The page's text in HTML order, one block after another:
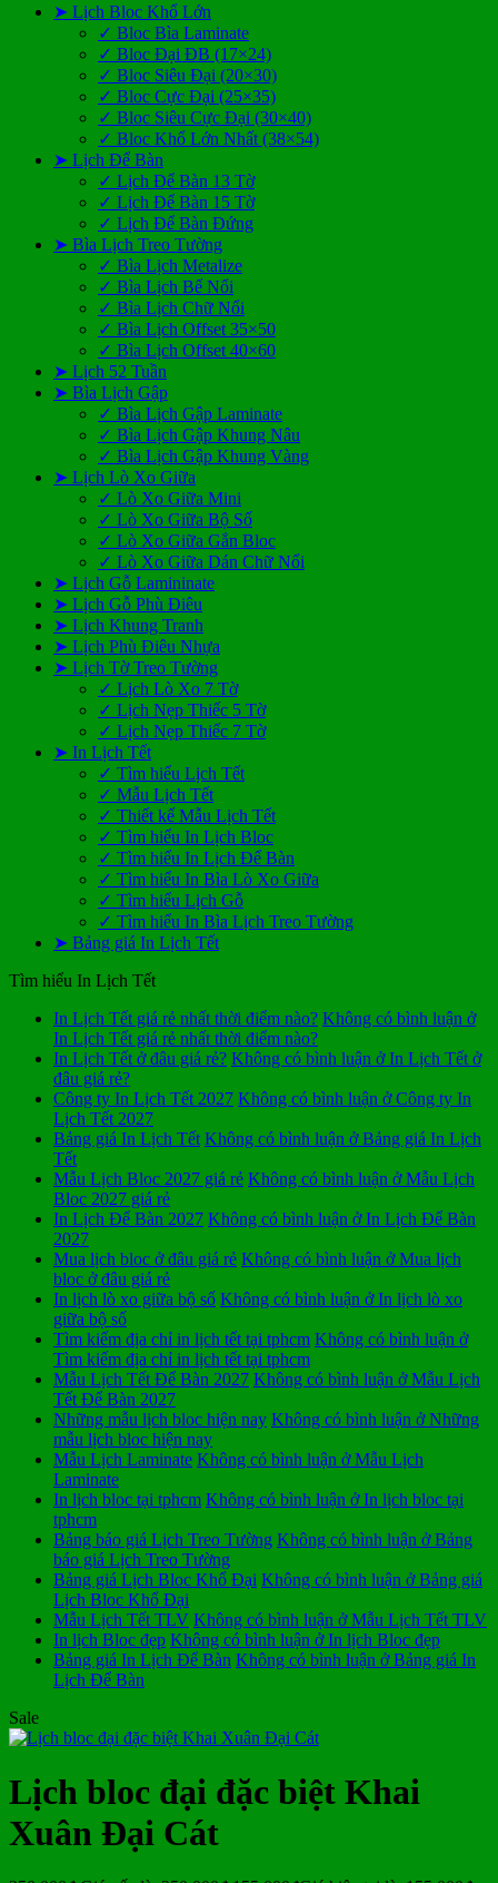
➤ Lịch Bloc Khổ Lớn
✓ Bloc Bìa Laminate
✓ Bloc Đại ĐB (17×24)
✓ Bloc Siêu Đại (20×30)
✓ Bloc Cực Đại (25×35)
✓ Bloc Siêu Cực Đại (30×40)
✓ Bloc Khổ Lớn Nhất (38×54)
➤ Lịch Để Bàn
✓ Lịch Để Bàn 13 Tờ
✓ Lịch Để Bàn 15 Tờ
✓ Lịch Để Bàn Đứng
➤ Bìa Lịch Treo Tường
✓ Bìa Lịch Metalize
✓ Bìa Lịch Bế Nổi
✓ Bìa Lịch Chữ Nổi
✓ Bìa Lịch Offset 35×50
✓ Bìa Lịch Offset 40×60
➤ Lịch 52 Tuần
➤ Bìa Lịch Gập
✓ Bìa Lịch Gập Laminate
✓ Bìa Lịch Gập Khung Nâu
✓ Bìa Lịch Gập Khung Vàng
➤ Lịch Lò Xo Giữa
✓ Lò Xo Giữa Mini
✓ Lò Xo Giữa Bộ Số
✓ Lò Xo Giữa Gắn Bloc
✓ Lò Xo Giữa Dán Chữ Nổi
➤ Lịch Gỗ Lamininate
➤ Lịch Gỗ Phù Điêu
➤ Lịch Khung Tranh
➤ Lịch Phù Điêu Nhựa
➤ Lịch Tờ Treo Tường
✓ Lịch Lò Xo 7 Tờ
✓ Lịch Nẹp Thiếc 5 Tờ
✓ Lịch Nẹp Thiếc 7 Tờ
➤ In Lịch Tết
✓ Tìm hiểu Lịch Tết
✓ Mẫu Lịch Tết
✓ Thiết kế Mẫu Lịch Tết
✓ Tìm hiểu In Lịch Bloc
✓ Tìm hiểu In Lịch Để Bàn
✓ Tìm hiểu In Bìa Lò Xo Giữa
✓ Tìm hiểu Lịch Gỗ
✓ Tìm hiểu In Bìa Lịch Treo Tường
➤ Bảng giá In Lịch Tết
Tìm hiểu In Lịch Tết
In Lịch Tết giá rẻ nhất thời điểm nào? Không có bình luận ở
In Lịch Tết giá rẻ nhất thời điểm nào?
In Lịch Tết ở đâu giá rẻ? Không có bình luận ở In Lịch Tết ở
đâu giá rẻ?
Công ty In Lịch Tết 2027 Không có bình luận ở Công ty In
Lịch Tết 2027
Bảng giá In Lịch Tết Không có bình luận ở Bảng giá In Lịch
Tết
Mẫu Lịch Bloc 2027 giá rẻ Không có bình luận ở Mẫu Lịch
Bloc 2027 giá rẻ
In Lịch Để Bàn 2027 Không có bình luận ở In Lịch Để Bàn
2027
Mua lịch bloc ở đâu giá rẻ Không có bình luận ở Mua lịch
bloc ở đâu giá rẻ
In lịch lò xo giữa bộ số Không có bình luận ở In lịch lò xo
giữa bộ số
Tìm kiếm địa chỉ in lịch tết tại tphcm Không có bình luận ở
Tìm kiếm địa chỉ in lịch tết tại tphcm
Mẫu Lịch Tết Để Bàn 2027 Không có bình luận ở Mẫu Lịch
Tết Để Bàn 2027
Những mẫu lịch bloc hiện nay Không có bình luận ở Những
mẫu lịch bloc hiện nay
Mẫu Lịch Laminate Không có bình luận ở Mẫu Lịch
Laminate
In lịch bloc tại tphcm Không có bình luận ở In lịch bloc tại
tphcm
Bảng báo giá Lịch Treo Tường Không có bình luận ở Bảng
báo giá Lịch Treo Tường
Bảng giá Lịch Bloc Khổ Đại Không có bình luận ở Bảng giá
Lịch Bloc Khổ Đại
Mẫu Lịch Tết TLV Không có bình luận ở Mẫu Lịch Tết TLV
In lịch Bloc đẹp Không có bình luận ở In lịch Bloc đẹp
Bảng giá In Lịch Để Bàn Không có bình luận ở Bảng giá In
Lịch Để Bàn
Sale
Lịch bloc đại đặc biệt Khai
Xuân Đại Cát